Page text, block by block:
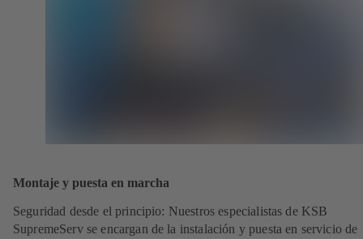
Montaje y puesta en marcha
Seguridad desde el principio: Nuestros especialistas de KSB
SupremeServ se encargan de la instalación y puesta en servicio de